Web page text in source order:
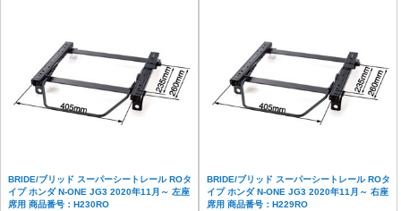
BRIDE/ブリッド スーパーシートレール ROタ
イプ ホンダ N-ONE JG3 2020年11月～ 左座
席用 商品番号：H230RO
BRIDE/ブリッド スーパーシートレール ROタ
イプ ホンダ N-ONE JG3 2020年11月～ 右座
席用 商品番号：H229RO